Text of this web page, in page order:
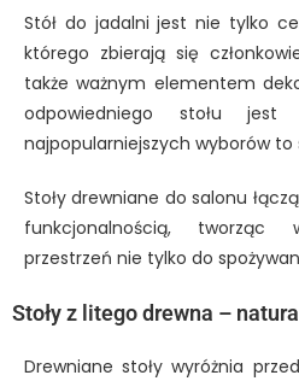
Stół do jadalni jest nie tylko
którego zbierają się
także ważnym elementem
odpowiedniego stołu
najpopularniejszych wyborów to
Stoły drewniane do salonu
funkcjonalnością,
przestrzeń nie tylko do
Stoły z litego drewna –
Drewniane stoły wyróżnia